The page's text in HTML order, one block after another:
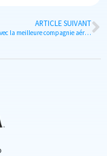
ARTICLE SUIVANT
Voyagez avec la meilleure compagnie aérienne d’Asie Centrale et d’Inde